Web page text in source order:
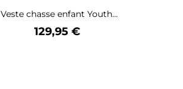
Veste chasse enfant Youth...
Prix
129,95 €